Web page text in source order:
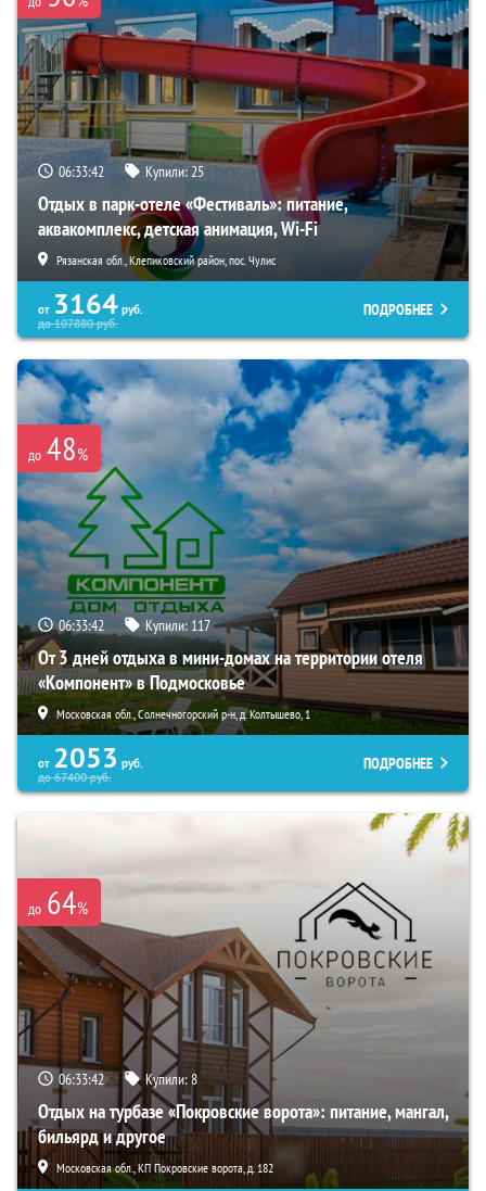
06:33:40 Купили:25
Отдых в парк-отеле «Фестиваль»: питание,
аквакомплекс, детская анимация, Wi-Fi
Рязанская обл., Клепиковский район, пос. Чулис
от 3164 руб.
до107880руб.
ПОДРОБНЕЕ
до 48%
06:33:40 Купили: 117
От 3 дней отдыха в мини-домах на территории отеля
«Компонент» в Подмосковье
Московская обл., Солнечногорский р-н, д. Колтышево, 1
от 2053 руб.
до67400руб.
ПОДРОБНЕЕ
до 64%
06:33:40 Купили:8
Отдых на турбазе «Покровские ворота»: питание, мангал,
бильярд и другое
Московская обл., КП Покровские ворота, д. 182